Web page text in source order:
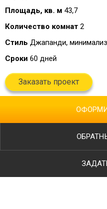
Площадь, кв. м 43,7
Количество комнат 2
Стиль Джапанди,
Сроки 60 дней
Заказать проект